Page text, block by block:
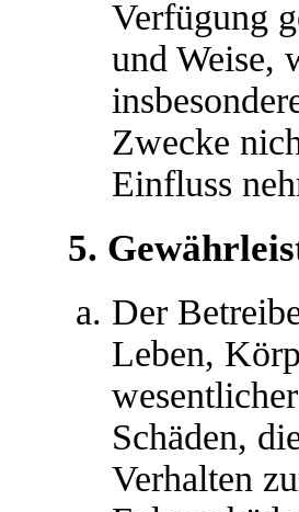
Verfügung
und Weise,
Zwecke
Einfluss
5.
Der
Leben,
Schäden,
Verhalten